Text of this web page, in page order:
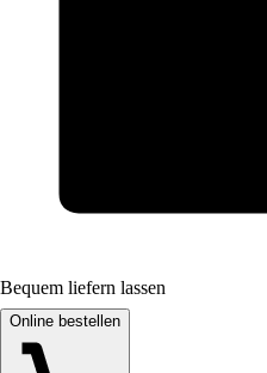
Bequem liefern lassen
Online bestellen